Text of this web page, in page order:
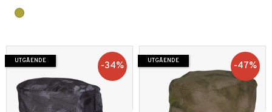
34%
UTGÅENDE 47%
UTGÅENDE